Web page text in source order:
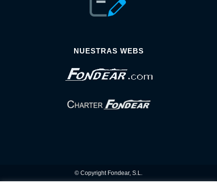
NUESTRAS WEBS
© Copyright Fondear, S.L.